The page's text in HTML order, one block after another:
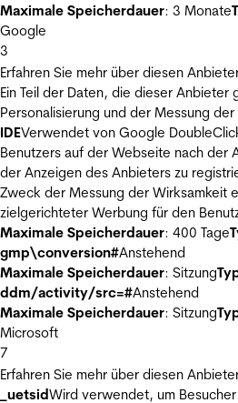
Maximale Speicherdauer: 3 Monate
Google
3
Erfahren Sie mehr über diesen
Ein Teil der Daten, die dieser
Personalisierung und der Messung
IDEVerwendet von Google
Benutzers auf der Webseite nach der
der Anzeigen des Anbieters zu
Zweck der Messung der Wirksamkeit
zielgerichteter Werbung für den
Maximale Speicherdauer: 400 Tage
gmp\conversion#Anstehend
Maximale Speicherdauer: Sitzung
ddm/activity/src=#Anstehend
Maximale Speicherdauer: Sitzung
Microsoft
7
Erfahren Sie mehr über diesen
_uetsidWird verwendet, um